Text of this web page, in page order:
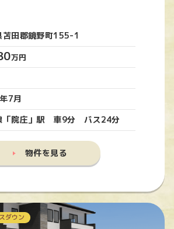
苫田郡鏡野町155-1
万円
7月
「院庄」駅 車9分 バス24分
物件を見る
ダウン